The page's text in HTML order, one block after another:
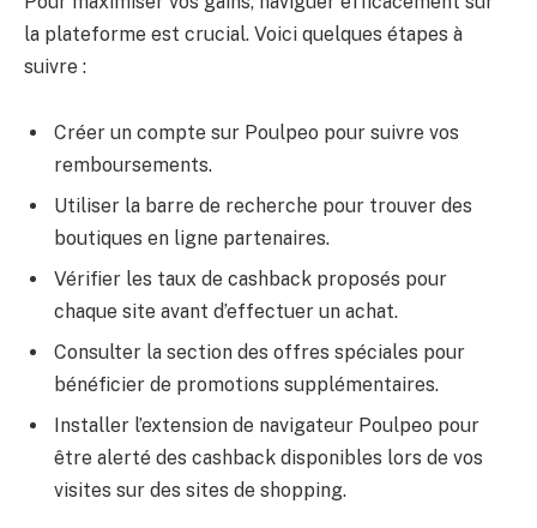
la plateforme est crucial. Voici quelques étapes à
suivre :
Créer un compte sur Poulpeo pour suivre vos
remboursements.
Utiliser la barre de recherche pour trouver des
boutiques en ligne partenaires.
Vérifier les taux de cashback proposés pour
chaque site avant d’effectuer un achat.
Consulter la section des offres spéciales pour
bénéficier de promotions supplémentaires.
Installer l’extension de navigateur Poulpeo pour
être alerté des cashback disponibles lors de vos
visites sur des sites de shopping.